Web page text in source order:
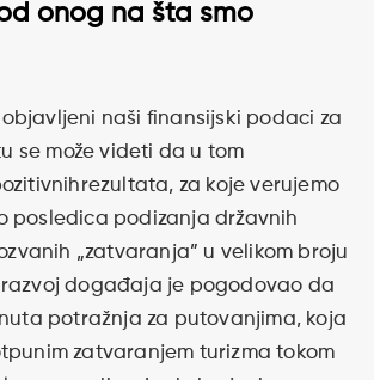
onog na šta smo
naši finansijski podaci za
se može videti da u tom
za koje verujemo
posledica podizanja državnih
„zatvaranja” u velikom broju
razvoj događaja je pogodovao da
potražnja za putovanjima, koja
zatvaranjem turizma tokom